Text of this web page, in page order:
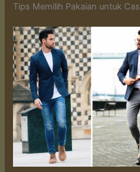
Tips Memilih Pakaian untuk